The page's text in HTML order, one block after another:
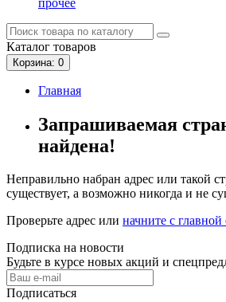
Каталог товаров
Корзина: 0
Главная
Запрашиваемая
найдена!
Неправильно набран адрес или такой
существует, а возможно никогда и не
Проверьте адрес или начните с
Подписка на новости
Будьте в курсе новых акций и
Подписаться